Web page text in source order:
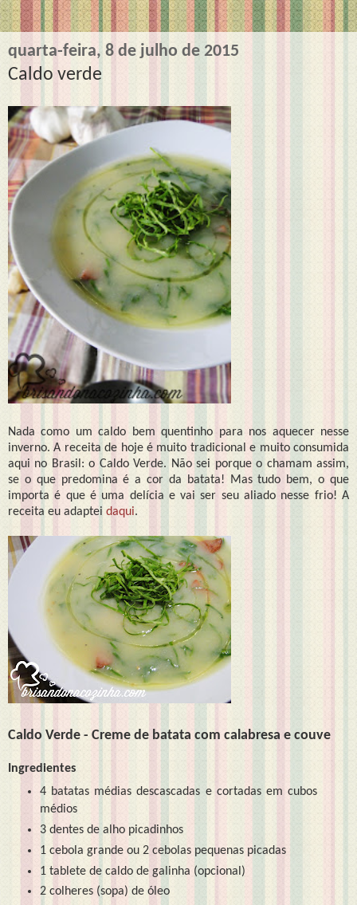
quarta-feira, 8 de julho de 2015
Caldo verde
Nada como um caldo bem quentinho para nos aquecer nesse
inverno. A receita de hoje é muito tradicional e muito consumida
aqui no Brasil: o Caldo Verde. Não sei porque o chamam assim,
se o que predomina é a cor da batata! Mas tudo bem, o que
importa é que é uma delícia e vai ser seu aliado nesse frio! A
receita eu adaptei daqui.
Caldo Verde - Creme de batata com calabresa e couve
Ingredientes
4 batatas médias descascadas e cortadas em cubos
médios
3 dentes de alho picadinhos
1 cebola grande ou 2 cebolas pequenas picadas
1 tablete de caldo de galinha (opcional)
2 colheres (sopa) de óleo